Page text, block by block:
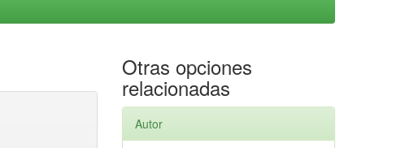
Otras opciones
relacionadas
Autor